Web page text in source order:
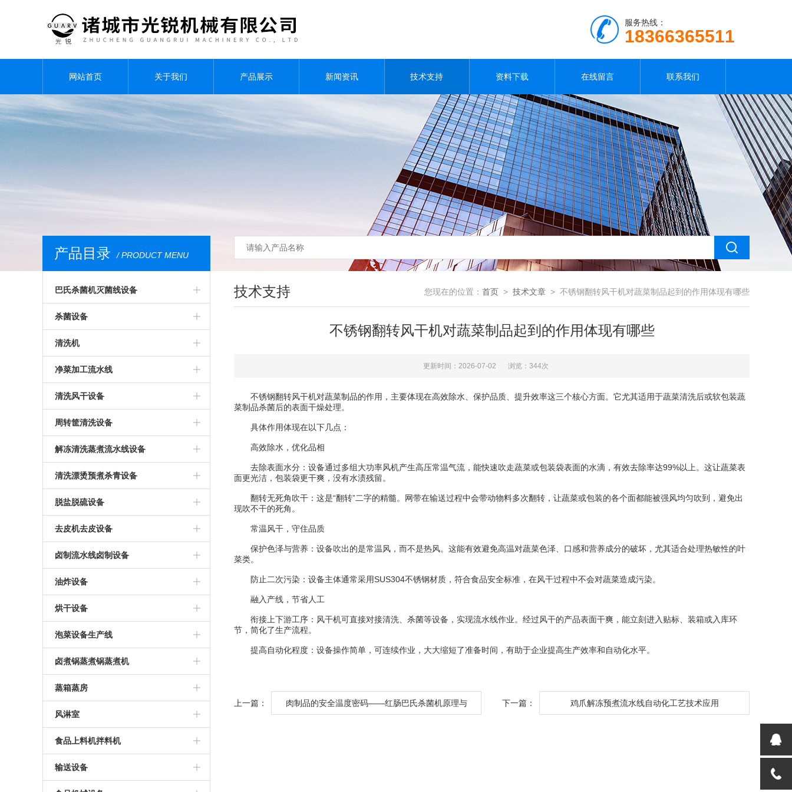
服务热线：
18366365511
网站首页 关于我们 产品展示 新闻资讯 技术支持 资料下载 在线留言 联系我们
产品目录 / PRODUCT MENU
巴氏杀菌机灭菌线设备
其他巴氏杀菌机
肉制品巴氏杀菌灭菌机设备
酱巴氏杀菌灭菌机设备
巴氏杀菌机灭菌设备
饮料罐头巴氏杀菌灭菌机
巴氏杀菌风干烘干流水线
酱腌菜杀菌机
竹笋巴氏杀菌设备
杀菌设备
粥盘杀菌盘
筛网笼框筐
灭菌盘灭菌筐灭菌笼屉
消毒盘消毒盒消毒筐
杀菌托盘杀菌笼杀菌篮
清洗机
蘑菇专用清洗机
包装袋清洗机设备
酸菜清洗机
玉米清洗机
脱盐脱硫脱硝清洗设备
海带清洗机
涡流清洗机
毛刷清洗机毛辊清洗机设备
水果清洗机设备
蔬菜清洗机设备
净菜加工流水线
竹笋加工设备
洗菜机
清洗风干设备
清洗烘干流水线
气泡清洗机
清洗风干流水线
洗袋机
周转筐清洗设备
筐子清洗风干烘干
周转筐清洗机
洗筐机
解冻清洗蒸煮流水线设备
解冻机解冻线
鱼、肉解冻清洗蒸煮线设备
鸡爪解冻清洗蒸煮加工设备
清洗漂烫预煮杀青设备
预煮机
蔬菜杀青机
清洗蒸煮线
卤煮蒸煮
漂烫机漂烫流水线
脱盐脱硫设备
脱硫机
酱腌菜脱盐机
去皮机去皮设备
毛辊去皮清洗机
卤制流水线卤制设备
鱼油炸卤制线设备
豆干卤制流水线
油炸设备
油炸单机油炸单锅
腐竹豆皮油皮油炸流水线
花生米油炸锅油炸流水线
烘干设备
烘房烘箱
不锈钢烘干房烘干盘
烘干房烘干机烘干流水线
肉制品烘干设备
豆制品烘干设备
泡菜设备生产线
泡菜流水线
卤煮锅蒸煮锅蒸煮机
蒸煮机
蒸煮锅
卤煮锅
蒸箱蒸房
不锈钢蒸箱蒸房蒸柜
风淋室
全自动不锈钢风淋室
食品上料机拌料机
翻桶机
输送设备
技术支持 您现在的位置： 首页 > 技术文章 > 不锈钢翻转风干机对蔬菜制品起到的作用体现有哪些
不锈钢翻转风干机对蔬菜制品起到的作用体现有哪些
更新时间：2026-07-02 浏览：344次
不锈钢翻转风干机对蔬菜制品的作用，主要体现在高效除水、保护品质、提升效率这三个核心方面。它尤其适用于蔬菜清洗后或软包装蔬
菜制品杀菌后的表面干燥处理。
具体作用体现在以下几点：
高效除水，优化品相
去除表面水分：设备通过多组大功率风机产生高压常温气流，能快速吹走蔬菜或包装袋表面的水滴，有效去除率达99%以上。这让蔬菜表
面更光洁，包装袋更干爽，没有水渍残留。
翻转无死角吹干：这是“翻转”二字的精髓。网带在输送过程中会带动物料多次翻转，让蔬菜或包装的各个面都能被强风均匀吹到，避免出
现吹不干的死角。
常温风干，守住品质
保护色泽与营养：设备吹出的是常温风，而不是热风。这能有效避免高温对蔬菜色泽、口感和营养成分的破坏，尤其适合处理热敏性的叶
菜类。
防止二次污染：设备主体通常采用SUS304不锈钢材质，符合食品安全标准，在风干过程中不会对蔬菜造成污染。
融入产线，节省人工
衔接上下游工序：风干机可直接对接清洗、杀菌等设备，实现流水线作业。经过风干的产品表面干爽，能立刻进入贴标、装箱或入库环
节，简化了生产流程。
提高自动化程度：设备操作简单，可连续作业，大大缩短了准备时间，有助于企业提高生产效率和自动化水平。
上一篇： 肉制品的安全温度密码——红肠巴氏杀菌机原理与 下一篇： 鸡爪解冻预煮流水线自动化工艺技术应用